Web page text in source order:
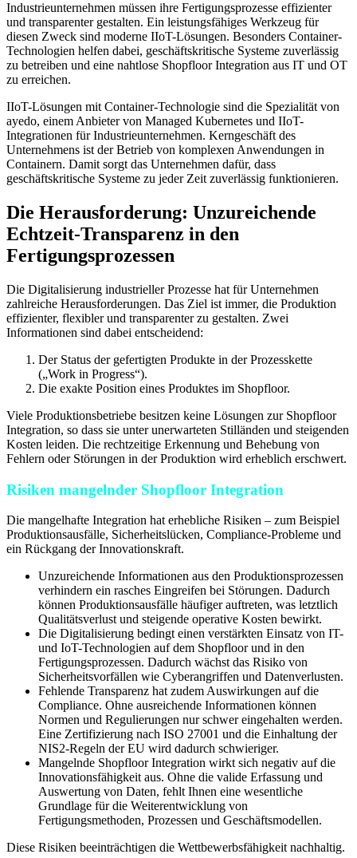
Industrieunternehmen müssen ihre Fertigungsprozesse effizienter
und transparenter gestalten. Ein leistungsfähiges Werkzeug für
diesen Zweck sind moderne IIoT-Lösungen. Besonders Container-
Technologien helfen dabei, geschäftskritische Systeme zuverlässig
zu betreiben und eine nahtlose Shopfloor Integration aus IT und OT
zu erreichen.
IIoT-Lösungen mit Container-Technologie sind die Spezialität von
ayedo, einem Anbieter von Managed Kubernetes und IIoT-
Integrationen für Industrieunternehmen. Kerngeschäft des
Unternehmens ist der Betrieb von komplexen Anwendungen in
Containern. Damit sorgt das Unternehmen dafür, dass
geschäftskritische Systeme zu jeder Zeit zuverlässig funktionieren.
Die Herausforderung: Unzureichende
Echtzeit-Transparenz in den
Fertigungsprozessen
Die Digitalisierung industrieller Prozesse hat für Unternehmen
zahlreiche Herausforderungen. Das Ziel ist immer, die Produktion
effizienter, flexibler und transparenter zu gestalten. Zwei
Informationen sind dabei entscheidend:
Der Status der gefertigten Produkte in der Prozesskette
(„Work in Progress“).
Die exakte Position eines Produktes im Shopfloor.
Viele Produktionsbetriebe besitzen keine Lösungen zur Shopfloor
Integration, so dass sie unter unerwarteten Stilländen und steigenden
Kosten leiden. Die rechtzeitige Erkennung und Behebung von
Fehlern oder Störungen in der Produktion wird erheblich erschwert.
Risiken mangelnder Shopfloor Integration
Die mangelhafte Integration hat erhebliche Risiken – zum Beispiel
Produktionsausfälle, Sicherheitslücken, Compliance-Probleme und
ein Rückgang der Innovationskraft.
Unzureichende Informationen aus den Produktionsprozessen
verhindern ein rasches Eingreifen bei Störungen. Dadurch
können Produktionsausfälle häufiger auftreten, was letztlich
Qualitätsverlust und steigende operative Kosten bewirkt.
Die Digitalisierung bedingt einen verstärkten Einsatz von IT-
und IoT-Technologien auf dem Shopfloor und in den
Fertigungsprozessen. Dadurch wächst das Risiko von
Sicherheitsvorfällen wie Cyberangriffen und Datenverlusten.
Fehlende Transparenz hat zudem Auswirkungen auf die
Compliance. Ohne ausreichende Informationen können
Normen und Regulierungen nur schwer eingehalten werden.
Eine Zertifizierung nach ISO 27001 und die Einhaltung der
NIS2-Regeln der EU wird dadurch schwieriger.
Mangelnde Shopfloor Integration wirkt sich negativ auf die
Innovationsfähigkeit aus. Ohne die valide Erfassung und
Auswertung von Daten, fehlt Ihnen eine wesentliche
Grundlage für die Weiterentwicklung von
Fertigungsmethoden, Prozessen und Geschäftsmodellen.
Diese Risiken beeinträchtigen die Wettbewerbsfähigkeit nachhaltig.